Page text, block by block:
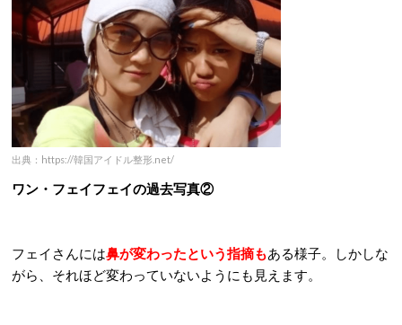
出典：https://韓国アイドル整形.net/
ワン・フェイフェイの過去写真②
フェイさんには鼻が変わったという指摘もある様子。しかしな
がら、それほど変わっていないようにも見えます。